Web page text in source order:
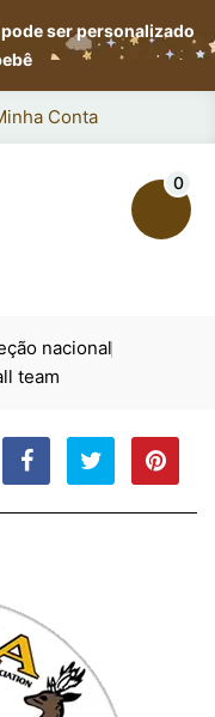
ser personalizado
Conta
0
nacional
team